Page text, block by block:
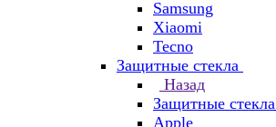
Samsung
Xiaomi
Tecno
Защитные стекла
Назад
Защитные стекла
Apple